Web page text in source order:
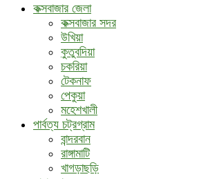
কক্সবাজার জেলা
কক্সবাজার সদর
উখিয়া
কুতুবদিয়া
চকরিয়া
টেকনাফ
পেকুয়া
মহেশখালী
পার্বত্য চট্রগ্রাম
বান্দরবান
রাঙ্গামাটি
খাগড়াছড়ি